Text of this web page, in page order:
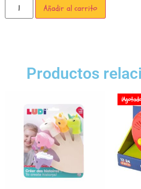
Añadir al carrito
Productos